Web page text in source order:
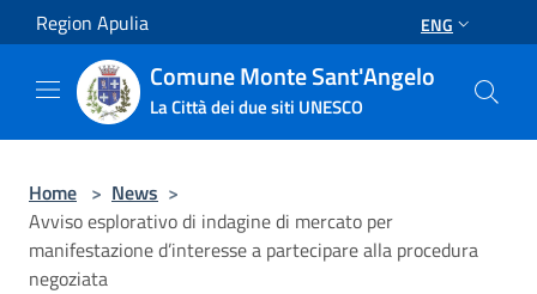
Salta al contenuto principale
Region Apulia ENG
Comune Monte Sant'Angelo
La Città dei due siti UNESCO
Home > News >
Avviso esplorativo di indagine di mercato per
manifestazione d’interesse a partecipare alla procedura
negoziata